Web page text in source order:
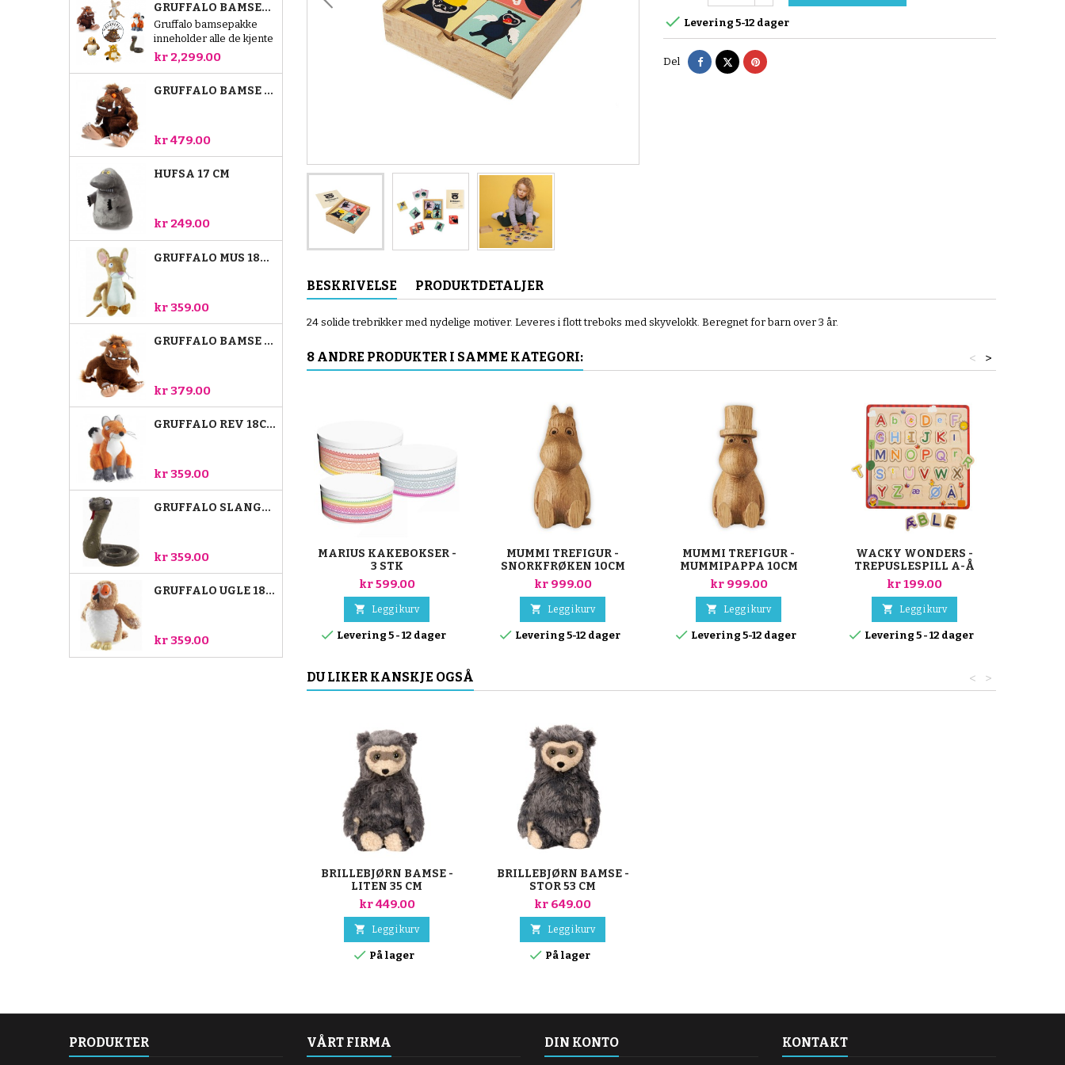
GRUFFALO BAMSEPAKKE
Gruffalo bamsepakke
inneholder alle de kjente
figurene fra den
populære historien.
bamser: Gruffalo,
Gruffalo bamsen er 40
cm.
kr 2,299.00
GRUFFALO BAMSE 23 CM
kr 479.00
HUFSA 17 CM
kr 249.00
GRUFFALO MUS 18CM
kr 359.00
GRUFFALO BAMSE 18 CM
kr 379.00
GRUFFALO REV 18CM
kr 359.00
GRUFFALO SLANGE 18CM
kr 359.00
GRUFFALO UGLE 18CM
kr 359.00
 Levering 5-12 dager
Del Del TvitrePinterest
BESKRIVELSE PRODUKTDETALJER
24 solide trebrikker med nydelige motiver. Leveres i flott treboks med skyvelokk. Beregnet for barn over 3 år.
8 ANDRE PRODUKTER I SAMME KATEGORI: >
<
MARIUS KAKEBOKSER -
3 STK
kr 599.00
 Legg i kurv
 Levering 5 - 12 dager
MUMMI TREFIGUR -
SNORKFRØKEN 10CM
kr 999.00
 Legg i kurv
 Levering 5-12 dager
MUMMI TREFIGUR -
MUMMIPAPPA 10CM
kr 999.00
 Legg i kurv
 Levering 5-12 dager
WACKY WONDERS -
TREPUSLESPILL A-Å
kr 199.00
 Legg i kurv
 Levering 5 - 12 dager
DU LIKER KANSKJE OGSÅ >
<
BRILLEBJØRN BAMSE -
LITEN 35 CM
kr 449.00
 Legg i kurv
 På lager
BRILLEBJØRN BAMSE -
STOR 53 CM
kr 649.00
 Legg i kurv
 På lager
PRODUKTER VÅRT FIRMA DIN KONTO KONTAKT